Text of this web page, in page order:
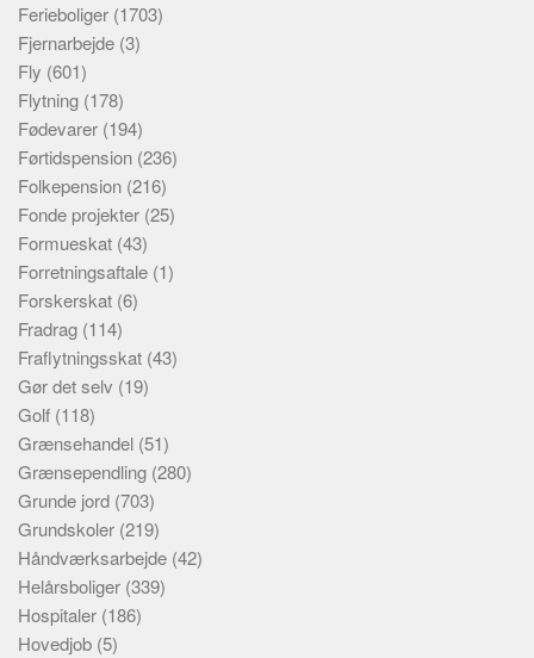
Ferieboliger (1703)
Fjernarbejde (3)
Fly (601)
Flytning (178)
Fødevarer (194)
Førtidspension (236)
Folkepension (216)
Fonde projekter (25)
Formueskat (43)
Forretningsaftale (1)
Forskerskat (6)
Fradrag (114)
Fraflytningsskat (43)
Gør det selv (19)
Golf (118)
Grænsehandel (51)
Grænsependling (280)
Grunde jord (703)
Grundskoler (219)
Håndværksarbejde (42)
Helårsboliger (339)
Hospitaler (186)
Hovedjob (5)